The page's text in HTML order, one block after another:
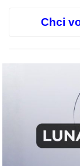
Chci